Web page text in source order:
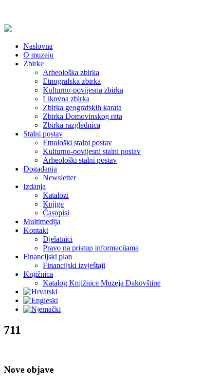
Naslovna
O muzeju
Zbirke
Arheološka zbirka
Etnografska zbirka
Kulturno-povijesna zbirka
Likovna zbirka
Zbirka geografskih karata
Zbirka Domovinskog rata
Zbirka razglednica
Stalni postav
Etnološki stalni postav
Kulturno-povijesni stalni postav
Arheološki stalni postav
Događanja
Newsletter
Izdanja
Katalozi
Knjige
Časopisi
Multimedija
Kontakt
Djelatnici
Pravo na pristup informacijama
Financijski plan
Financijski izvještaji
Knjižnica
Katalog Knjižnice Muzeja Đakovštine
711
Nove objave